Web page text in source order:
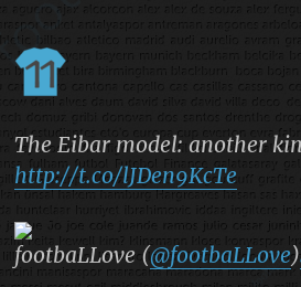
The Eibar model: another
http://t.co/lJDen9KcTe
footbaLLove (@footbaLLove)